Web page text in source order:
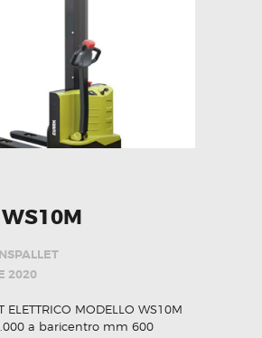
2020
ELETTRICO MODELLO WS10M
a baricentro mm 600